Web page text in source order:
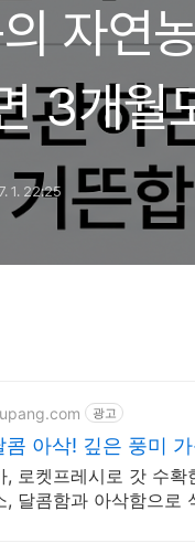
자연
3개월
1. 22:25
광고
콤 아삭! 깊은 풍미
, 로켓프레시로 갓 수확
, 달콤함과 아삭함으로